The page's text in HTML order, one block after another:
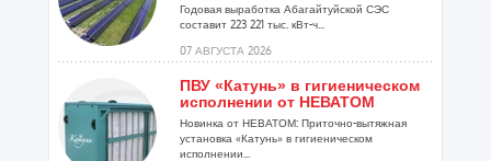
Годовая выработка Абагайтуйской СЭС
составит 223 221 тыс. кВт-ч...
07 АВГУСТА 2026
ПВУ «Катунь» в гигиеническом
исполнении от НЕВАТОМ
Новинка от НЕВАТОМ: Приточно-вытяжная
установка «Катунь» в гигиеническом
исполнении...